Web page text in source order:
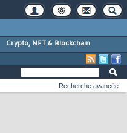
Crypto, NFT & Blockchain
Recherche avancée